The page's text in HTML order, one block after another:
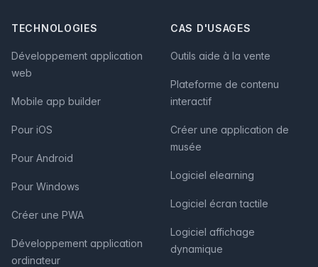
TECHNOLOGIES
Développement application
web
Mobile app builder
Pour iOS
Pour Android
Pour Windows
Créer une PWA
Développement application
ordinateur
CAS D'USAGES
Outils aide à la vente
Plateforme de contenu
interactif
Créer une application de
musée
Logiciel elearning
Logiciel écran tactile
Logiciel affichage
dynamique